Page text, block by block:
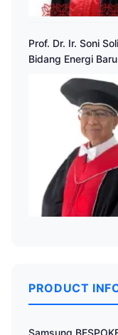
Prof. Dr. Ir. Soni
Bidang Energi
PRODUCT